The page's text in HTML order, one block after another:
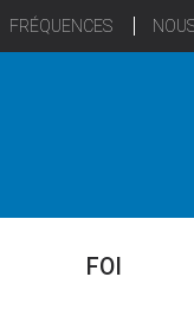
FRÉQUENCES
FOI